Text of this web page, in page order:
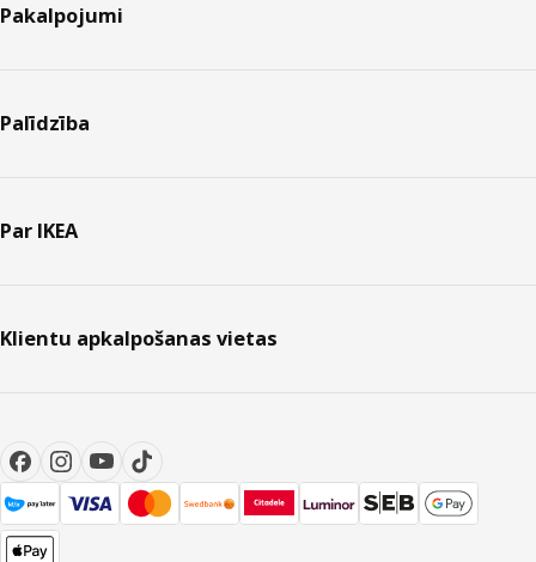
Pakalpojumi
Palīdzība
Par IKEA
Klientu apkalpošanas vietas